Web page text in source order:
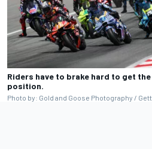
Riders have to brake hard to get
position.
Photo by: Gold and Goose Photography /